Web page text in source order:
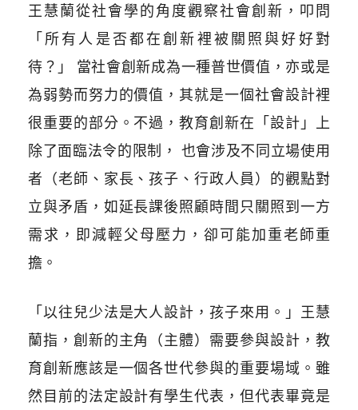
王慧蘭從社會學的角度觀察社會創新，叩問
「所有人是否都在創新裡被關照與好好對
待？」 當社會創新成為一種普世價值，亦或是
為弱勢而努力的價值，其就是一個社會設計裡
很重要的部分。不過，教育創新在「設計」上
除了面臨法令的限制， 也會涉及不同立場使用
者（老師、家長、孩子、行政人員）的觀點對
立與矛盾，如延長課後照顧時間只關照到一方
需求，即減輕父母壓力，卻可能加重老師重
擔。
「以往兒少法是大人設計，孩子來用。」王慧
蘭指，創新的主角（主體）需要參與設計，教
育創新應該是一個各世代參與的重要場域。雖
然目前的法定設計有學生代表，但代表畢竟是